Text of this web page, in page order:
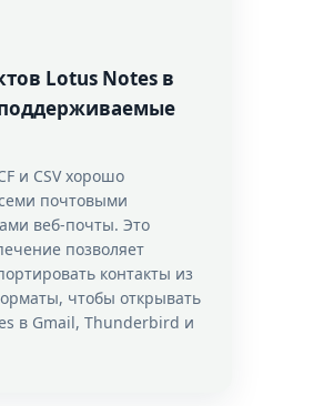
Lotus Notes в
и CSV хорошо
почтовыми
веб-почты. Это
позволяет
контакты из
чтобы открывать
в Gmail, Thunderbird и